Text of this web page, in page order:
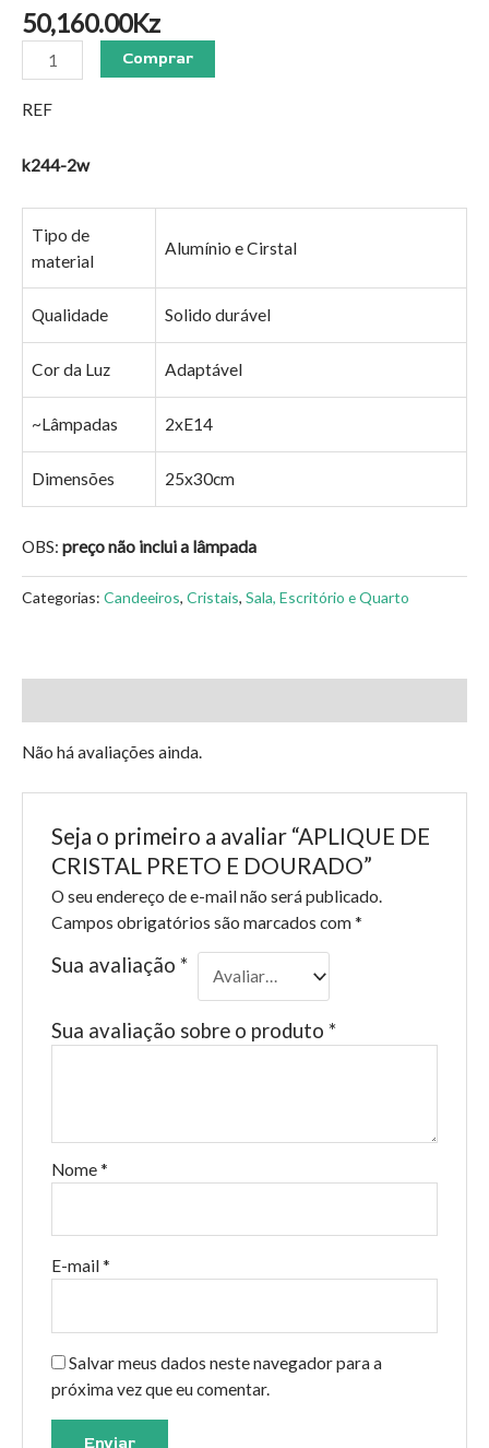
50,160.00Kz
Comprar
REF
k244-2w
Tipo de
material
Alumínio e Cirstal
Qualidade Solido durável
Cor da Luz Adaptável
~Lâmpadas 2xE14
Dimensões 25x30cm
OBS: preço não inclui a lâmpada
Categorias: Candeeiros, Cristais, Sala, Escritório e Quarto
Não há avaliações ainda.
Seja o primeiro a avaliar “APLIQUE DE
CRISTAL PRETO E DOURADO”
O seu endereço de e-mail não será publicado.
Campos obrigatórios são marcados com *
Sua avaliação *
Sua avaliação sobre o produto *
Nome *
E-mail *
Salvar meus dados neste navegador para a
próxima vez que eu comentar.